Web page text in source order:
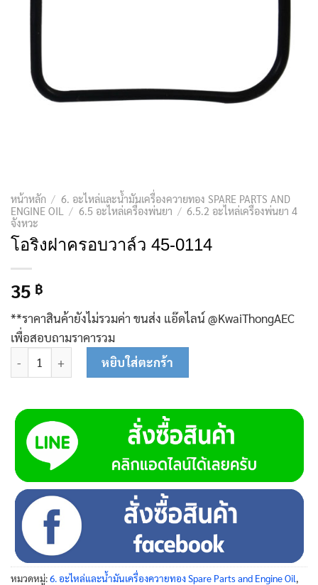
หน้าหลัก / 6. อะไหล่และน้ำมันเครื่องควายทอง SPARE PARTS AND
ENGINE OIL
/ 6.5 อะไหล่เครื่องพ่นยา / 6.5.2 อะไหล่เครื่องพ่นยา 4
จังหวะ
โอริงฝาครอบวาล์ว 45-0114
35 ฿
**ราคาสินค้ายังไม่รวมค่า ขนส่ง แอ๊ดไลน์ @KwaiThongAEC
เพื่อสอบถามราคารวม
จำนวน โอริงฝาครอบวาล์ว 45-0114 ชิ้น
หยิบใส่ตะกร้า
หมวดหมู่:6. อะไหล่และน้ำมันเครื่องควายทอง Spare Parts and Engine Oil